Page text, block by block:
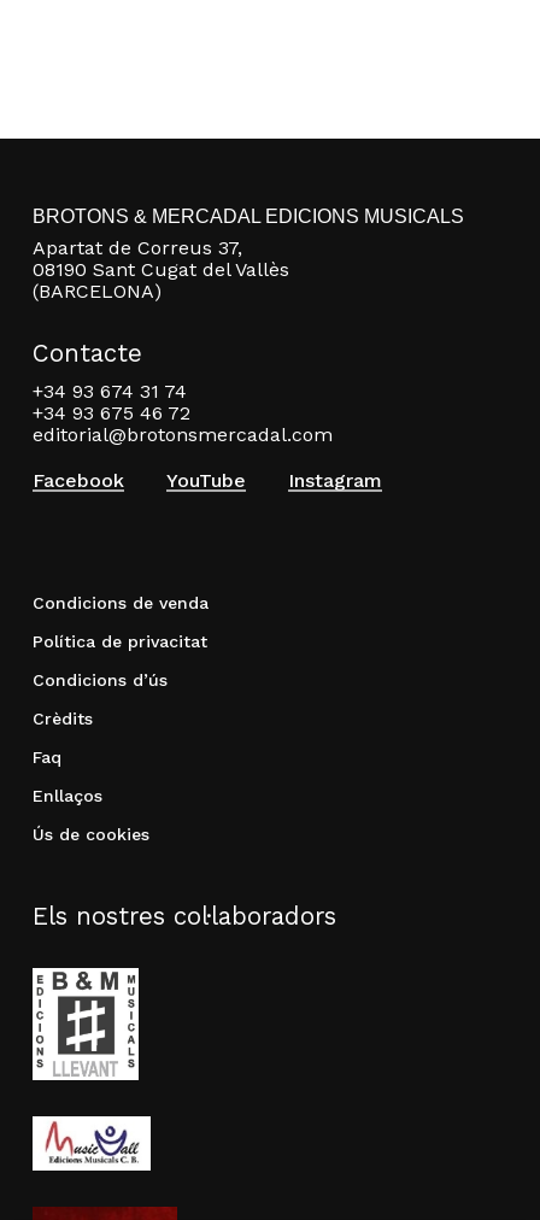
BROTONS & MERCADAL EDICIONS MUSICALS
Apartat de Correus 37,
08190 Sant Cugat del Vallès
(BARCELONA)
Contacte
+34 93 674 31 74
+34 93 675 46 72
editorial@brotonsmercadal.com
Facebook
YouTube Instagram
Condicions de venda
Política de privacitat
Condicions d’ús
Crèdits
Faq
Enllaços
Ús de cookies
Els nostres col·laboradors